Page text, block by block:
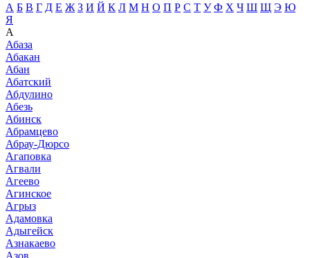
А Б В Г Д Е Ж З И Й К Л М Н О П Р С Т У Ф Х Ч Ш Щ Э Ю
Я
А
Абаза
Абакан
Абан
Абатский
Абдулино
Абезь
Абинск
Абрамцево
Абрау-Дюрсо
Агаповка
Агвали
Агеево
Агинское
Агрыз
Адамовка
Адыгейск
Азнакаево
Азов